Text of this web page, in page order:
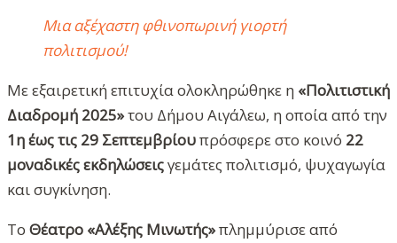
Μια αξέχαστη φθινοπωρινή γιορτή
πολιτισμού!
Με εξαιρετική επιτυχία ολοκληρώθηκε η «Πολιτιστική
Διαδρομή 2025»του Δήμου Αιγάλεω, η οποία από την
1η έως τις 29 Σεπτεμβρίουπρόσφερε στο κοινό 22
μοναδικές εκδηλώσειςγεμάτες πολιτισμό, ψυχαγωγία
και συγκίνηση.
Το Θέατρο «Αλέξης Μινωτής»πλημμύρισε από